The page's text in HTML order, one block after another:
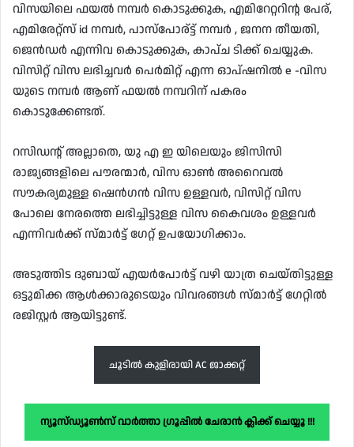
വിസയിലെ ഫയൽ നമ്പർ കൊടുക്കുക, എമിറേറ്ററിന്റ പേര്,
എമിരേറ്റ്സ് id നമ്പർ, പാസ്പോര്ട്ട് നമ്പർ , ജനന തീയതി,
ജെൻഡർ എന്നിവ കൊടുക്കുക, കാപ്ച ടിക്ക് ചെയ്യുക.
വിസിറ്റ് വിസ ലഭിച്ചവർ പെർമിറ്റ് എന്ന ഓപ്‌ഷനിൽ e -വിസ
യുടെ നമ്പർ ആണ് ഫയൽ നമ്പറിന് പകരം
കൊടുക്കേണ്ടത്.
റസിഡന്റ് അല്ലാതെ, യു എ ഇ യിലെയും ജിസിസി
രാജ്യങ്ങളിലെ പൗരന്മാർ, വിസ ഓൺ അറൈവൽ
സൗകര്യമുള്ള ഷെൻഗൻ വിസ ഉള്ളവർ, വിസിറ്റ് വിസ
പോലെ നേരത്തെ ലഭിച്ചിട്ടുള്ള വിസ കൈവശം ഉള്ളവർ
എന്നിവർക്ക് സ്മാർട്ട് ഗേറ്റ് ഉപയോഗിക്കാം.
അടുത്തിട ദുബായ് എയർപോർട്ട് വഴി യാത്ര ചെയ്തിട്ടുള്ള
ഒട്ടുമിക്ക ആൾക്കാരുടെയും വിവരങ്ങൾ സ്മാർട്ട് ഗേറ്റിൽ
രജിസ്റ്റർ ആയിട്ടുണ്ട്.
ചൂടിൽ കുളിരായി AC ജാക്കറ്റ്
ന്യൂസ്ഡ്യൂൺസ് വാർത്താ ഗ്രൂപ്പിൽ ചേരാൻ ക്ലിക്ക് ചെയ്യൂ !!!